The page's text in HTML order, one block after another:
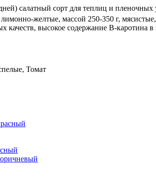
салатный сорт для теплиц и
желтые, массой 250-350 г,
качеств, высокое содержание В-каротина
Томат